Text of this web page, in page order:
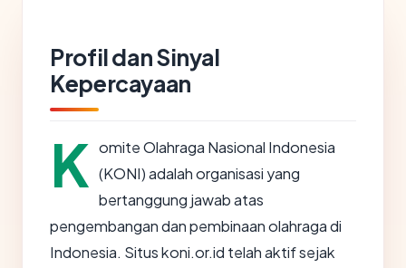
Profil dan Sinyal
Kepercayaan
K omite Olahraga Nasional Indonesia
(KONI) adalah organisasi yang
bertanggung jawab atas
pengembangan dan pembinaan olahraga di
Indonesia. Situs koni.or.id telah aktif sejak